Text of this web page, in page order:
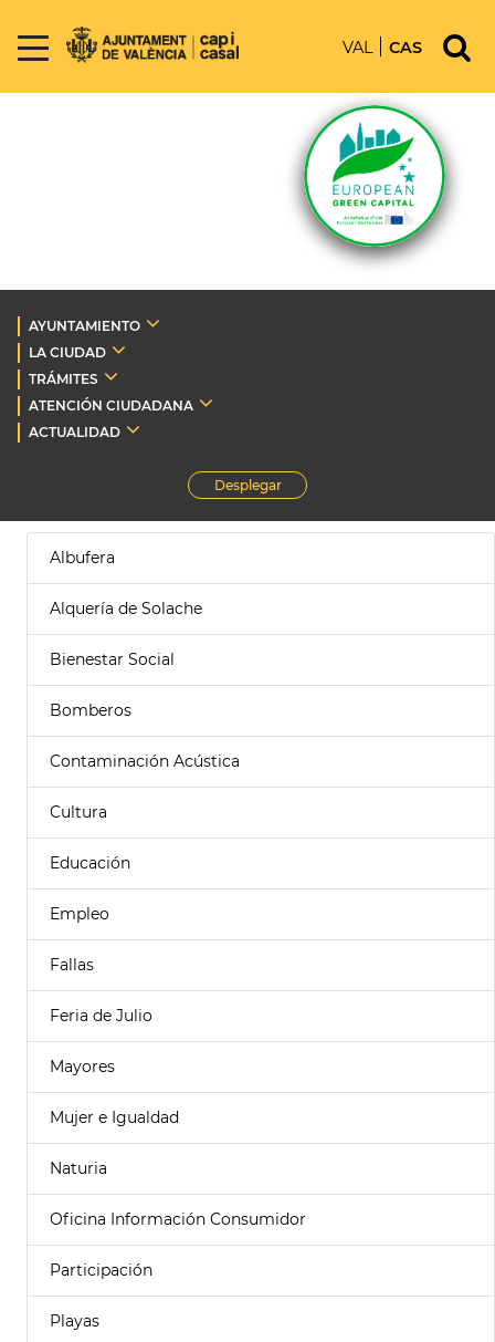
VAL CAS
AYUNTAMIENTO
LA CIUDAD
TRÁMITES
ATENCIÓN CIUDADANA
ACTUALIDAD
Desplegar
Albufera
Alquería de Solache
Bienestar Social
Bomberos
Contaminación Acústica
Cultura
Educación
Empleo
Fallas
Feria de Julio
Mayores
Mujer e Igualdad
Naturia
Oficina Información Consumidor
Participación
Playas